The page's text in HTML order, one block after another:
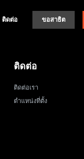
ติดต่อ ขอสาธิต
ติดต่อ
ติดต่อเรา
ตำแหน่งที่ตั้ง